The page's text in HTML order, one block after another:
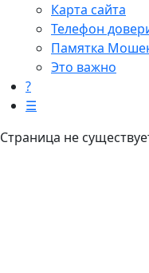
Карта сайта
Телефон
Памятка
Это важно
?
☰
Страница не